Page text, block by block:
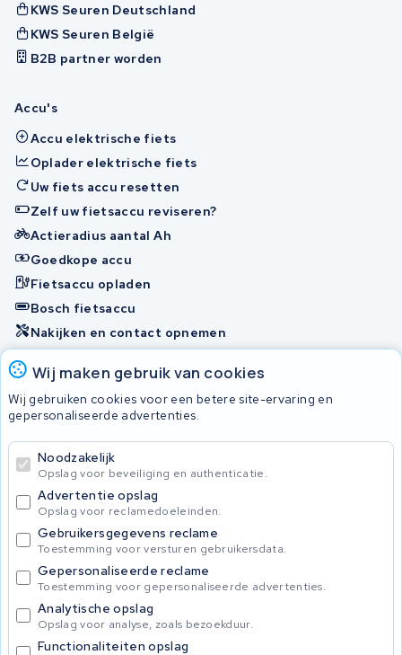
Wij maken gebruik van cookies
Wij gebruiken cookies voor een betere site-ervaring en
gepersonaliseerde advertenties.
Noodzakelijk
Opslag voor beveiliging en authenticatie.
Advertentie opslag
Opslag voor reclamedoeleinden.
Gebruikersgegevens reclame
Toestemming voor versturen gebruikersdata.
Gepersonaliseerde reclame
Toestemming voor gepersonaliseerde advertenties.
Analytische opslag
Opslag voor analyse, zoals bezoekduur.
Functionaliteiten opslag
KWS Seuren Deutschland
KWS Seuren België
B2B partner worden
Accu's
Accu elektrische fiets
Oplader elektrische fiets
Uw fiets accu resetten
Zelf uw fietsaccu reviseren?
Actieradius aantal Ah
Goedkope accu
Fietsaccu opladen
Bosch fietsaccu
Nakijken en contact opnemen
Privacybeleid